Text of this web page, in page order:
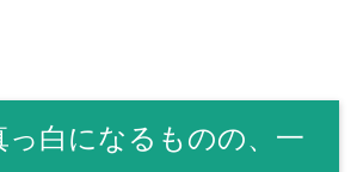
っ白になるものの、一